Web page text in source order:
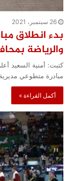
26 سبتمبر، 2021
بدء انطلاق
والرياضة
كتبت: أمنية السعيد
مبادرة متطوعي
أكمل القراءة »